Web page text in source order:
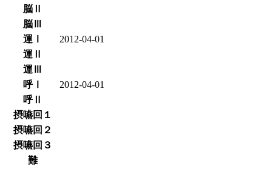
脳Ⅱ
脳Ⅲ
運Ⅰ
2012-04-01
運Ⅱ
運Ⅲ
呼Ⅰ
2012-04-01
呼Ⅱ
摂嚥回１
摂嚥回２
摂嚥回３
難